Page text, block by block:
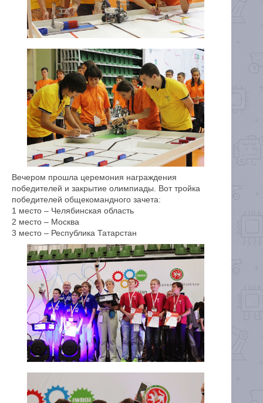
Вечером прошла церемония награждения
победителей и закрытие олимпиады. Вот тройка
победителей общекомандного зачета:
1 место – Челябинская область
2 место – Москва
3 место – Республика Татарстан